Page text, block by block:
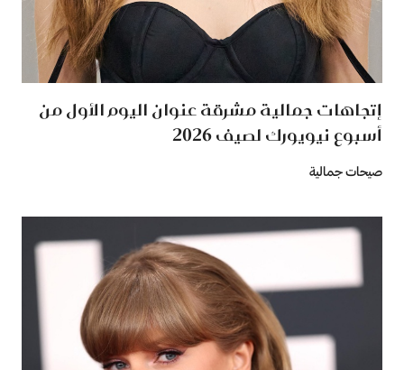
إتجاهات جمالية مشرقة عنوان اليوم الأول من
أسبوع نيويورك لصيف 2026
صيحات جمالية